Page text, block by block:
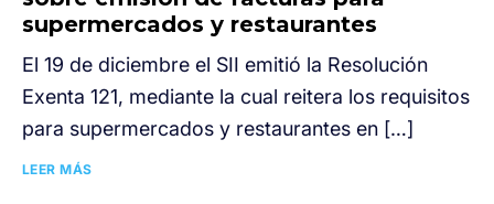
supermercados y restaurantes
El 19 de diciembre el SII emitió la Resolución
Exenta 121, mediante la cual reitera los requisitos
para supermercados y restaurantes en […]
LEER MÁS